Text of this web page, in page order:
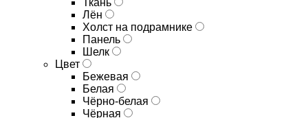
Ткань
Лён
Холст на подрамнике
Панель
Шелк
Цвет
Бежевая
Белая
Чёрно-белая
Чёрная